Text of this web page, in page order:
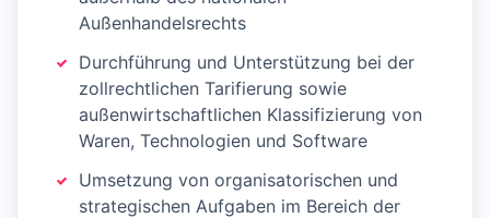
Außenhandelsrechts
Durchführung und Unterstützung bei der
zollrechtlichen Tarifierung sowie
außenwirtschaftlichen Klassifizierung von
Waren, Technologien und Software
Umsetzung von organisatorischen und
strategischen Aufgaben im Bereich der